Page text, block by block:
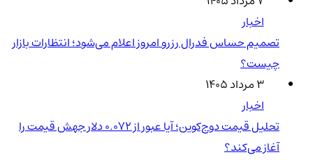
اخبار
تصمیم حساس فدرال رزرو امروز اعلام می‌شود؛ انتظارات بازار
چیست؟
۳ مرداد ۱۴۰۵
اخبار
تحلیل قیمت دوج‌کوین؛ آیا عبور از ۰.۰۷۲ دلار جهش قیمت را
آغاز می‌کند؟